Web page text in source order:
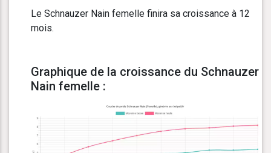
Le Schnauzer Nain femelle finira sa croissance à 12
mois.
Graphique de la croissance du Schnauzer
Nain femelle :